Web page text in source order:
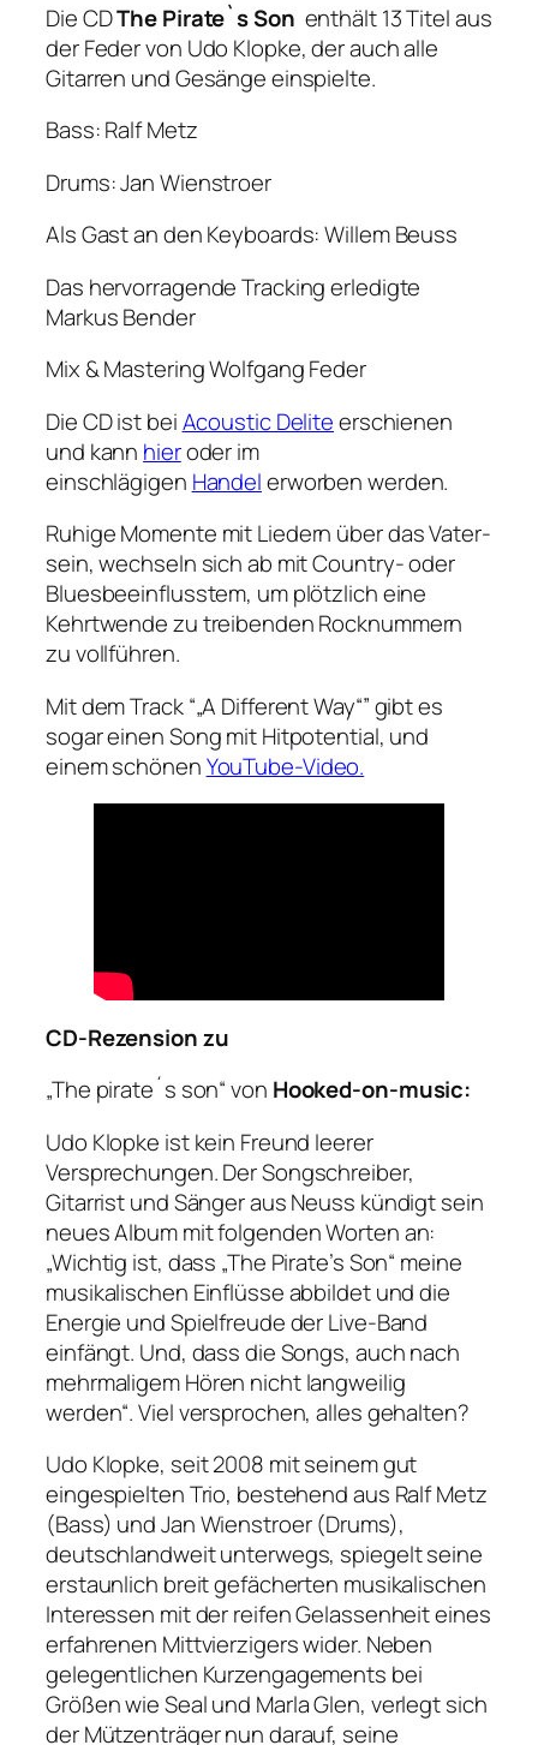
Die CDThe Pirate`s Son enthält 13 Titel aus
der Feder von Udo Klopke, der auch alle
Gitarren und Gesänge einspielte.
Bass: Ralf Metz
Drums: Jan Wienstroer
Als Gast an den Keyboards: Willem Beuss
Das hervorragende Tracking erledigte
Markus Bender
Mix & Mastering Wolfgang Feder
Die CD ist beiAcoustic Deliteerschienen
und kann hieroder im
einschlägigen Handelerworben werden.
Ruhige Momente mit Liedern über das Vater-
sein, wechseln sich ab mit Country- oder
Bluesbeeinflusstem, um plötzlich eine
Kehrtwende zu treibenden Rocknummern
zu vollführen.
Mit dem Track “„A Different Way“” gibt es
sogar einen Song mit Hitpotential, und
einem schönenYouTube-Video.
CD-Rezension zu
„The pirate´s son“ von Hooked-on-music:
Udo Klopke ist kein Freund leerer
Versprechungen. Der Songschreiber,
Gitarrist und Sänger aus Neuss kündigt sein
neues Album mit folgenden Worten an:
„Wichtig ist, dass „The Pirate’s Son“ meine
musikalischen Einflüsse abbildet und die
Energie und Spielfreude der Live-Band
einfängt. Und, dass die Songs, auch nach
mehrmaligem Hören nicht langweilig
werden“. Viel versprochen, alles gehalten?
Udo Klopke, seit 2008 mit seinem gut
eingespielten Trio, bestehend aus Ralf Metz
(Bass) und Jan Wienstroer (Drums),
deutschlandweit unterwegs, spiegelt seine
erstaunlich breit gefächerten musikalischen
Interessen mit der reifen Gelassenheit eines
erfahrenen Mittvierzigers wider. Neben
gelegentlichen Kurzengagements bei
Größen wie Seal und Marla Glen, verlegt sich
der Mützenträger nun darauf, seine